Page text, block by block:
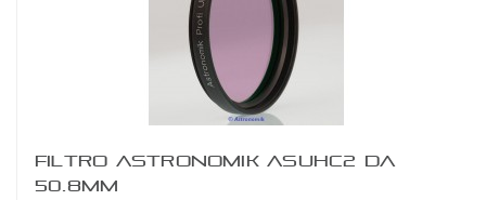
FILTRO ASTRONOMIK ASUHC2 DA
50.8MM